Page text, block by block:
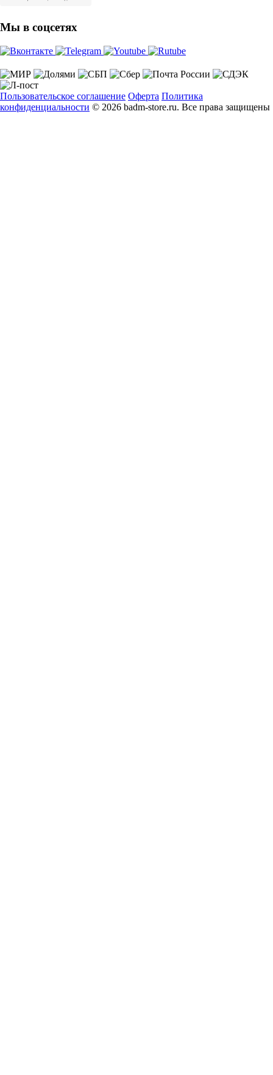
Мы в соцсетях
Пользовательское соглашение Оферта Политика
конфиденциальности © 2026 badm-store.ru. Все права защищены